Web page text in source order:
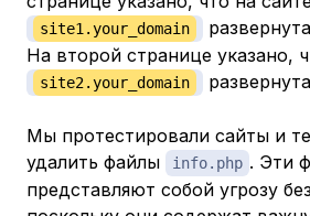
site1.your_domain
На второй странице указано,
site2.your_domain
Мы протестировали сайты и
удалить файлы
info.php . Эти
представляют собой угрозу